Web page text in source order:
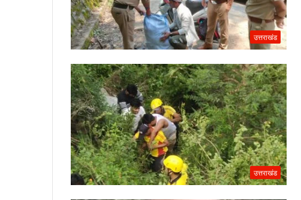
उत्तराखंड
उत्तराखंड